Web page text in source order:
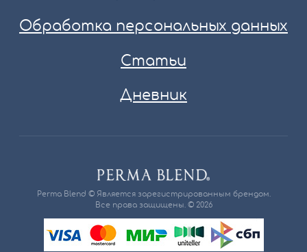
Обработка персональных данных
Статьи
Дневник
Perma Blend © Является зарегистрированным брендом.
Все права защищены. © 2026